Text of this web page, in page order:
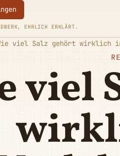
EHRLICH ERKLÄRT.
viel Salz gehört wirklich
viel